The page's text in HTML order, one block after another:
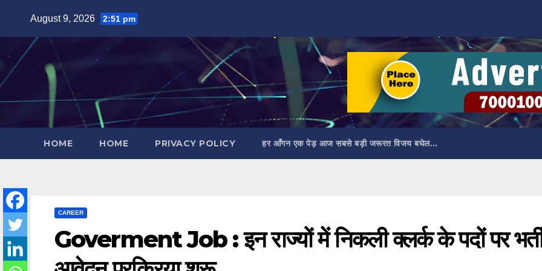
content
August 9, 2026 2:51 pm
HOME HOME PRIVACY POLICY हर आँगन एक पेड़ आज सबसे बड़ी जरूरत विजय बघेल…
CAREER
Goverment Job : इन राज्यों में निकली क्लर्क के पदों पर